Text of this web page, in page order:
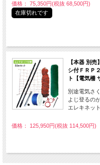
価格： 75,350円(税抜 68,500円)
在庫切れです
【本器 別
シ付ＦＲＰ
ト【電気柵
別途電気さ
よじ登るの
エレキネッ
価格： 125,950円(税抜 114,500円)